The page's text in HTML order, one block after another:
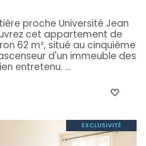
proche Université Jean
cet appartement de
62 m², situé au cinquième
d'un immeuble des
entretenu. ...